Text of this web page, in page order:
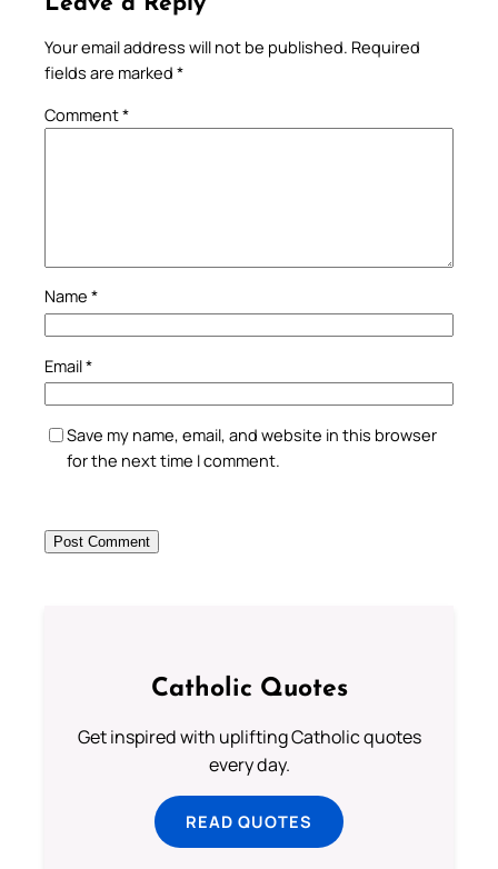
Your email address will not be published. Required
fields are marked *
Comment*
Name *
Email*
Save my name, email, and website in this browser
for the next time I comment.
Catholic Quotes
Get inspired with uplifting Catholic quotes
every day.
READ QUOTES